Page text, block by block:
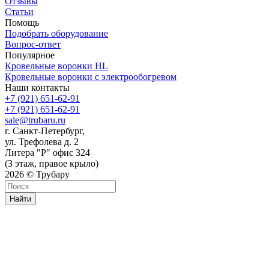
Статьи
Помощь
Подобрать оборудование
Вопрос-ответ
Популярное
Кровельные воронки HL
Кровельные воронки с электрообогревом
Наши контакты
+7 (921) 651-62-91
+7 (921) 651-62-91
sale@trubaru.ru
г. Санкт-Петербург,
ул. Трефолева д. 2
Литера "Р" офис 324
(3 этаж, правое крыло)
2026 © Трубару
Найти